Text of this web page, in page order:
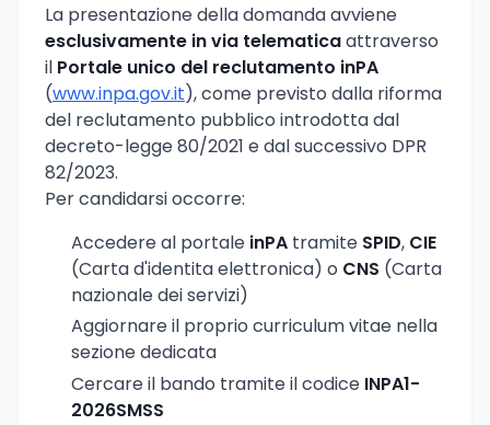
La presentazione della domanda avviene
esclusivamente in via telematicaattraverso
il Portale unico del reclutamento inPA
(www.inpa.gov.it), come previsto dalla riforma
del reclutamento pubblico introdotta dal
decreto-legge 80/2021 e dal successivo DPR
82/2023.
Per candidarsi occorre:
Accedere al portale inPA tramite SPID, CIE
(Carta d'identita elettronica) o CNS (Carta
nazionale dei servizi)
Aggiornare il proprio curriculum vitae nella
sezione dedicata
Cercare il bando tramite il codice INPA1-
2026SMSS